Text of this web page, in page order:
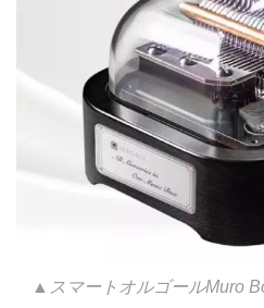
▲スマートオルゴールMuro